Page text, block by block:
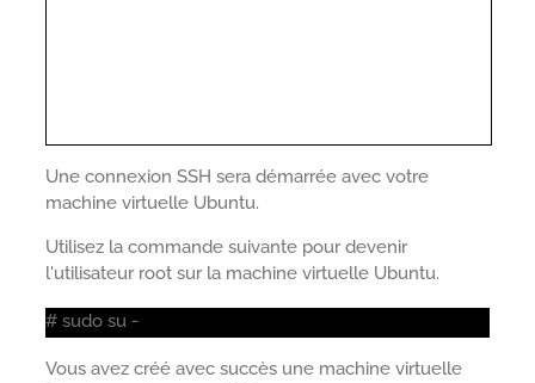
Une connexion SSH sera démarrée avec votre
machine virtuelle Ubuntu.
Utilisez la commande suivante pour devenir
l'utilisateur root sur la machine virtuelle Ubuntu.
# sudo su -
Vous avez créé avec succès une machine virtuelle